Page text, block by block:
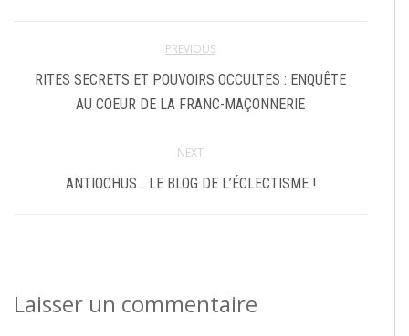
PREVIOUS
RITES SECRETS ET POUVOIRS OCCULTES : ENQUÊTE
AU COEUR DE LA FRANC-MAÇONNERIE
NEXT
ANTIOCHUS… LE BLOG DE L’ÉCLECTISME !
Laisser un commentaire